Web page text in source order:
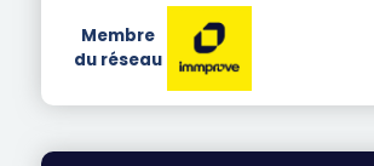
Membre
du réseau